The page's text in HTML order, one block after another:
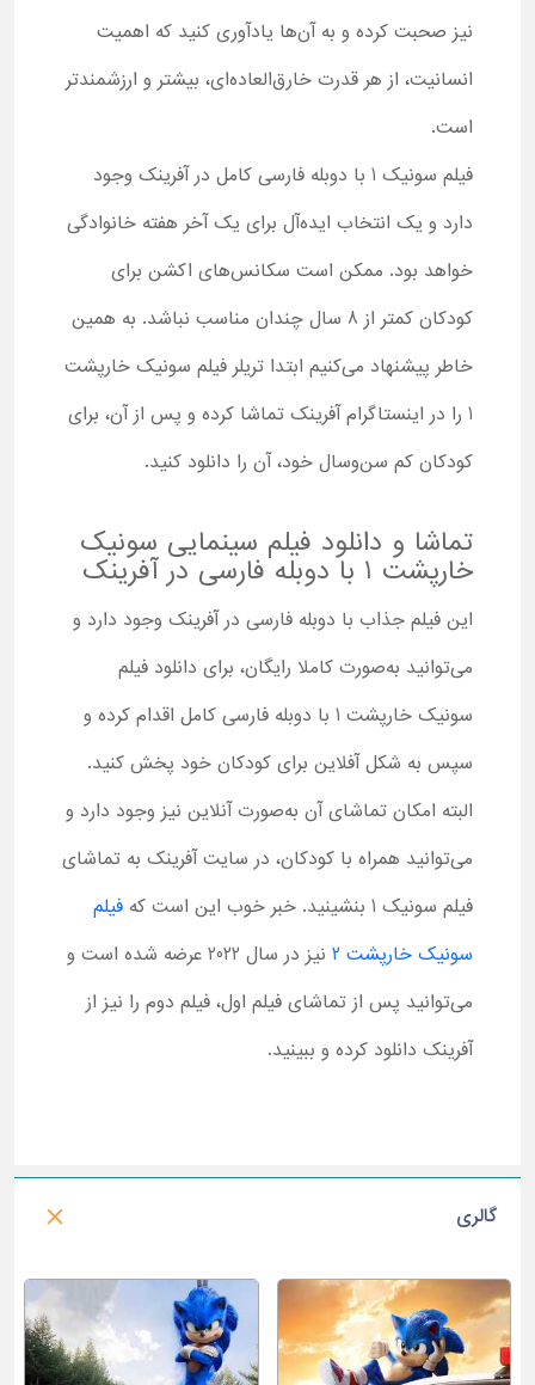
نیز صحبت کرده و به آن‌ها یادآوری کنید که اهمیت
انسانیت، از هر قدرت خارق‌العاده‌ای، بیشتر و ارزشمندتر
است.
فیلم سونیک 1 با دوبله فارسی کامل در آفرینک وجود
دارد و یک انتخاب ایده‌آل برای یک آخر هفته خانوادگی
خواهد بود. ممکن است سکانس‌های اکشن برای
کودکان کمتر از 8 سال چندان مناسب نباشد. به همین
خاطر پیشنهاد می‌کنیم ابتدا تریلر فیلم سونیک خارپشت
1 را در اینستاگرام آفرینک تماشا کرده و پس از آن، برای
کودکان کم سن‌وسال خود، آن را دانلود کنید.
تماشا و دانلود فیلم سینمایی سونیک
خارپشت 1 با دوبله فارسی در آفرینک
این فیلم جذاب با دوبله فارسی در آفرینک وجود دارد و
می‌توانید به‌صورت کاملا رایگان، برای دانلود فیلم
سونیک خارپشت 1 با دوبله فارسی کامل اقدام کرده و
سپس به شکل آفلاین برای کودکان خود پخش کنید.
البته امکان تماشای آن به‌‌صورت آنلاین نیز وجود دارد و
می‌توانید همراه با کودکان، در سایت آفرینک به تماشای
فیلم سونیک 1 بنشینید. خبر خوب این است که
فیلم
سونیک خارپشت 2
نیز در سال 2022 عرضه شده است و
می‌توانید پس از تماشای فیلم اول، فیلم دوم را نیز از
آفرینک دانلود کرده و ببینید.
گالری